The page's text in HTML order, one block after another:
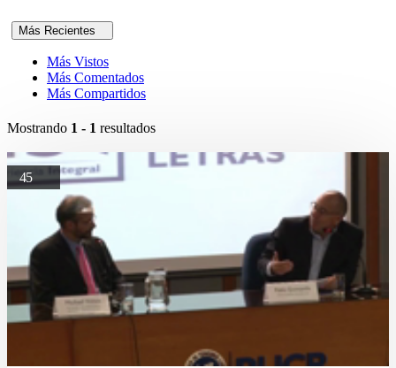
Más Recientes
Más Vistos
Más Comentados
Más Compartidos
Mostrando 1 - 1 resultados
45